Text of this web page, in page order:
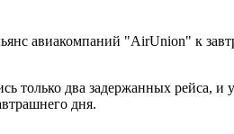
авиакомпаний "AirUnion" к
только два задержанных рейса,
дня.